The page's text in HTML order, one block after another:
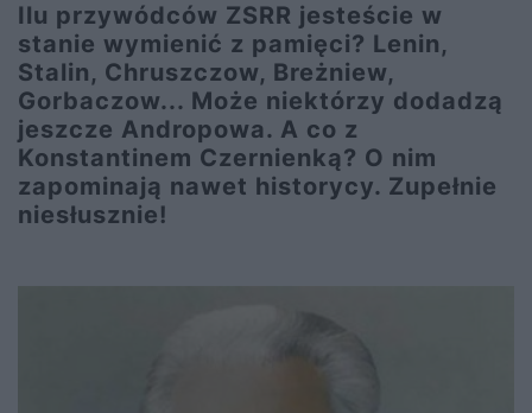
Ilu przywódców ZSRR jesteście w
stanie wymienić z pamięci? Lenin,
Stalin, Chruszczow, Breżniew,
Gorbaczow... Może niektórzy dodadzą
jeszcze Andropowa. A co z
Konstantinem Czernienką? O nim
zapominają nawet historycy. Zupełnie
niesłusznie!